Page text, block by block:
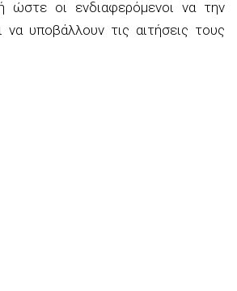
ώστε οι ενδιαφερόμενοι να την
να υποβάλλουν τις αιτήσεις τους